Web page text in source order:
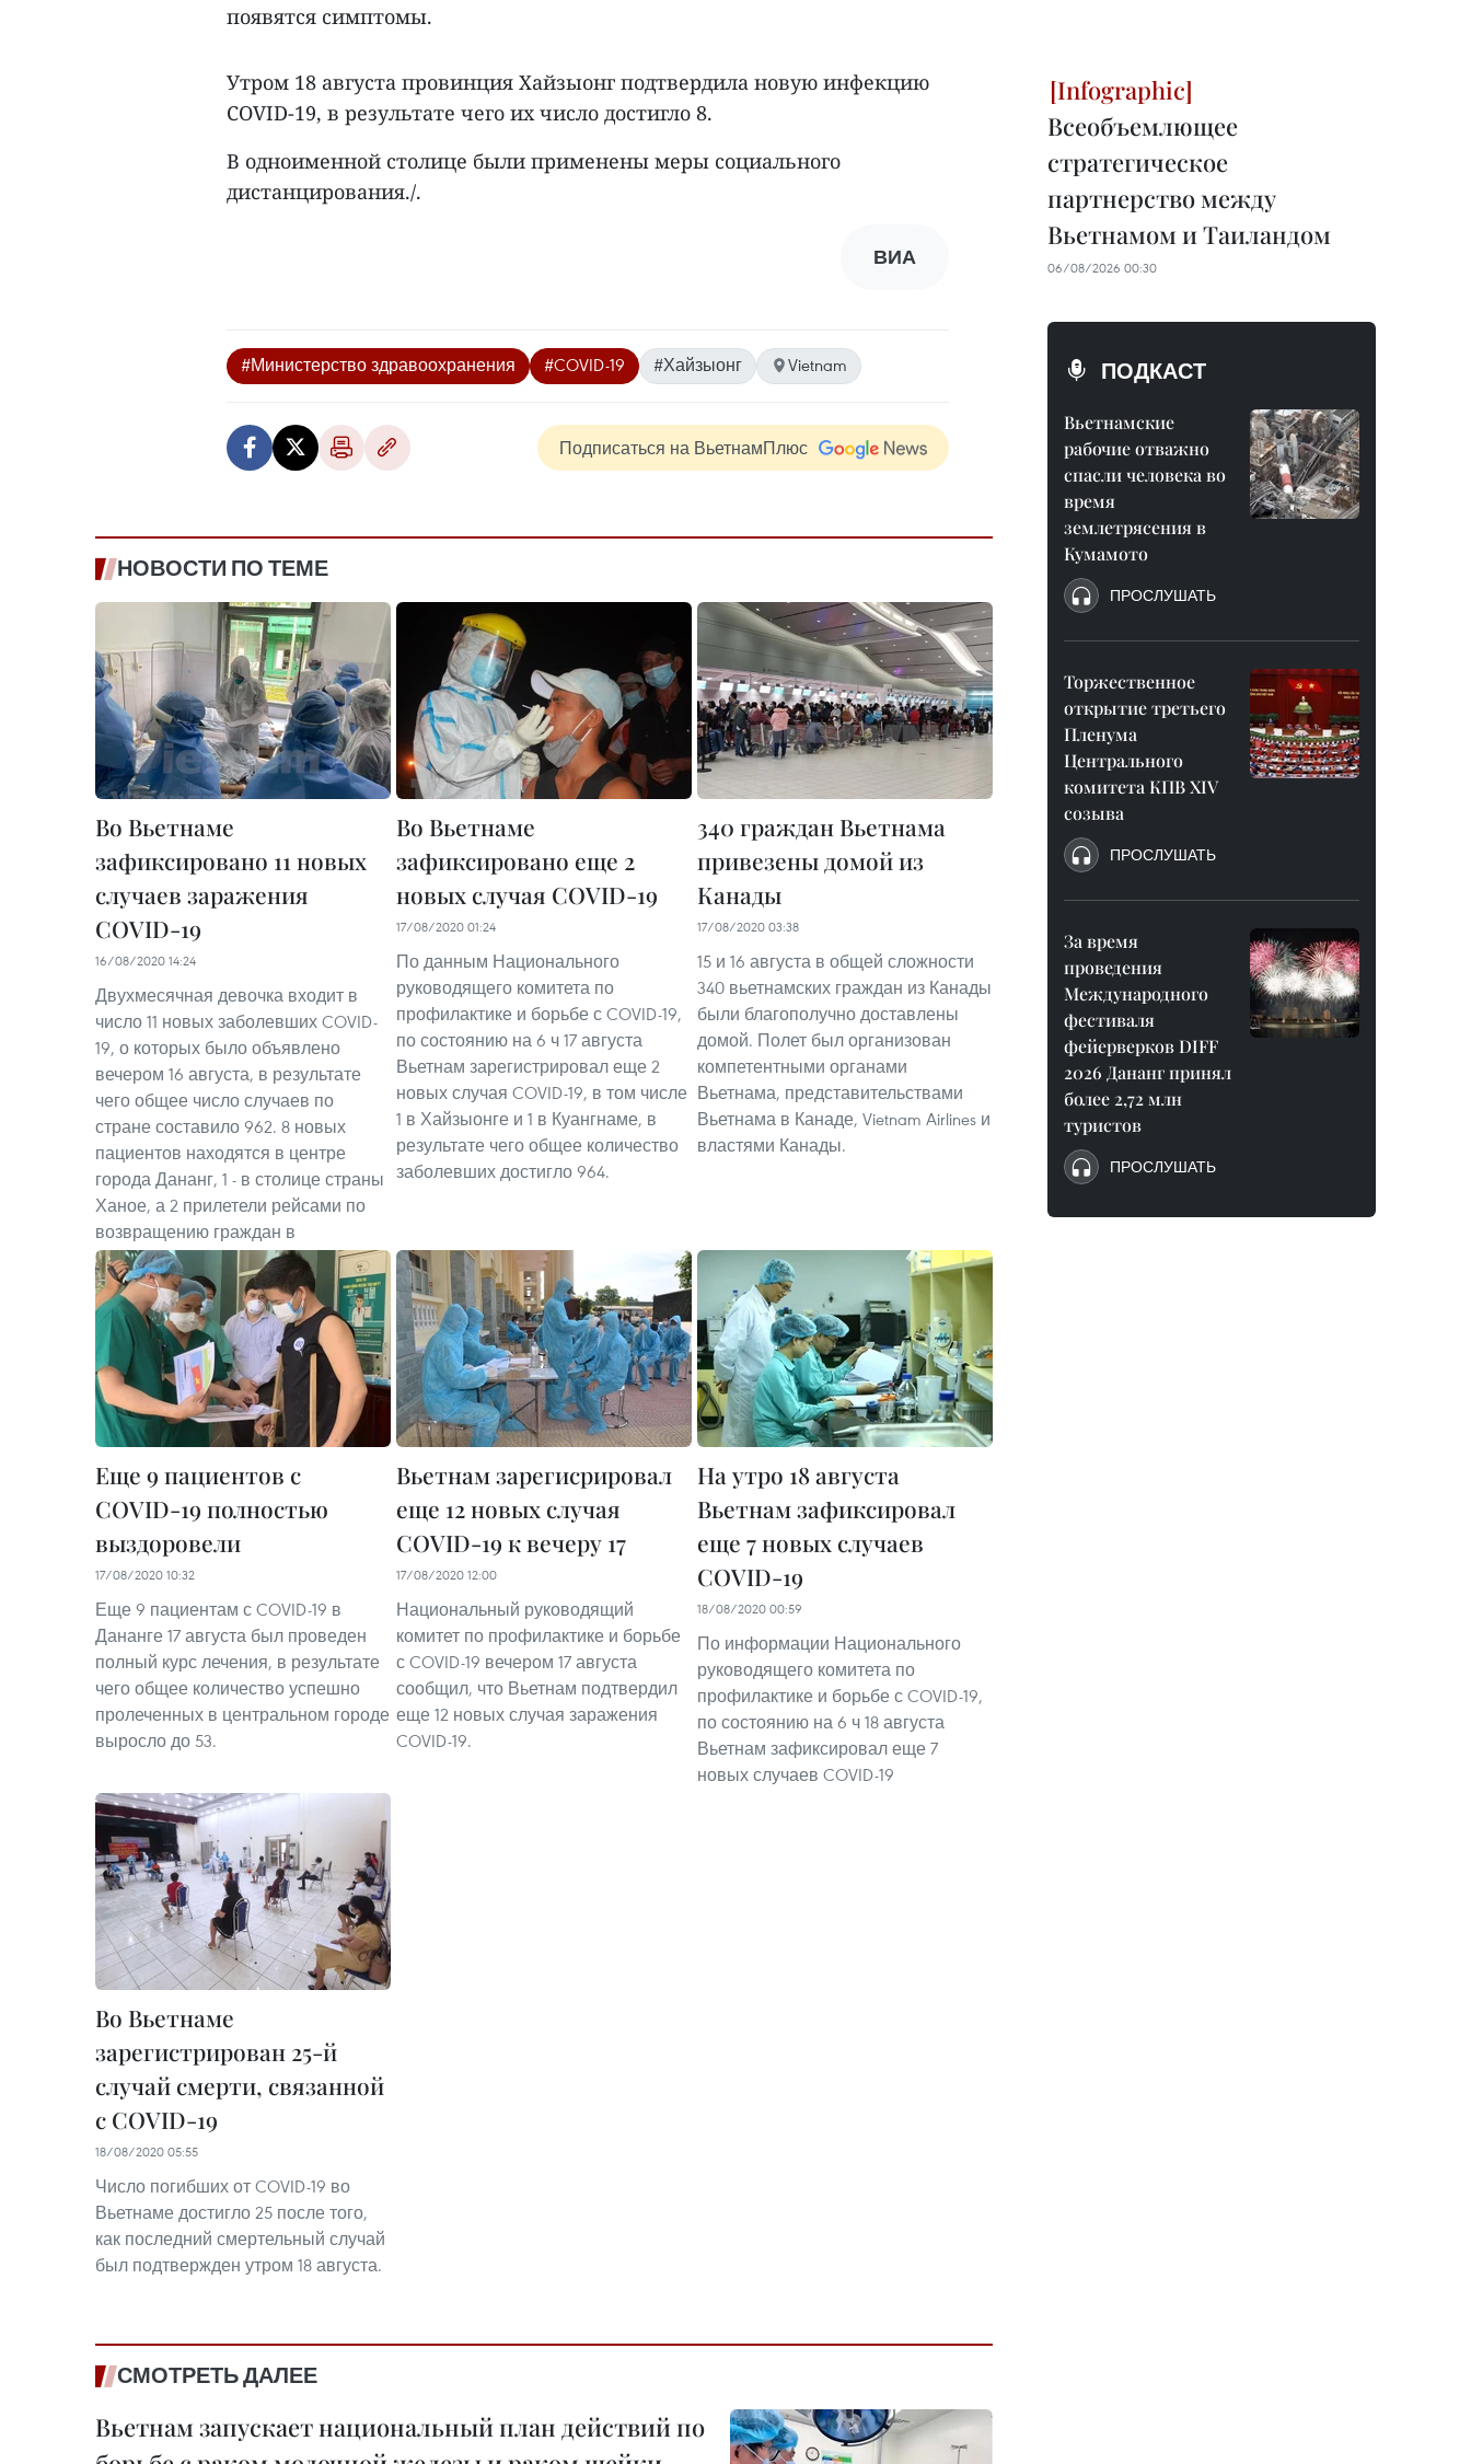
появятся симптомы.
Утром 18 августа провинция Хайзыонг подтвердила новую инфекцию
COVID-19, в результате чего их число достигло 8.
В одноименной столице были применены меры социального
дистанцирования./.
ВИА
#Министерство здравоохранения #COVID-19 #Хайзыонг Vietnam
Подписаться на ВьетнамПлюс
НОВОСТИ ПО ТЕМЕ
Во Вьетнаме
зафиксировано 11 новых
случаев заражения
COVID-19
16/08/2020 14:24
Двухмесячная девочка входит в
число 11 новых заболевших COVID-
19, о которых было объявлено
вечером 16 августа, в результате
чего общее число случаев по
стране составило 962. 8 новых
пациентов находятся в центре
города Дананг, 1 - в столице страны
Ханое, а 2 прилетели рейсами по
возвращению граждан в
Во Вьетнаме
зафиксировано еще 2
новых случая COVID-19
17/08/2020 01:24
По данным Национального
руководящего комитета по
профилактике и борьбе с COVID-19,
по состоянию на 6 ч 17 августа
Вьетнам зарегистрировал еще 2
новых случая COVID-19, в том числе
1 в Хайзыонге и 1 в Куангнаме, в
результате чего общее количество
заболевших достигло 964.
340 граждан Вьетнама
привезены домой из
Канады
17/08/2020 03:38
15 и 16 августа в общей сложности
340 вьетнамских граждан из Канады
были благополучно доставлены
домой. Полет был организован
компетентными органами
Вьетнама, представительствами
Вьетнама в Канаде, Vietnam Airlines и
властями Канады.
Еще 9 пациентов с
COVID-19 полностью
выздоровели
17/08/2020 10:32
Еще 9 пациентам с COVID-19 в
Дананге 17 августа был проведен
полный курс лечения, в результате
чего общее количество успешно
пролеченных в центральном городе
выросло до 53.
Вьетнам зарегисрировал
еще 12 новых случая
COVID-19 к вечеру 17
17/08/2020 12:00
Национальный руководящий
комитет по профилактике и борьбе
с COVID-19 вечером 17 августа
сообщил, что Вьетнам подтвердил
еще 12 новых случая заражения
COVID-19.
На утро 18 августа
Вьетнам зафиксировал
еще 7 новых случаев
COVID-19
18/08/2020 00:59
По информации Национального
руководящего комитета по
профилактике и борьбе с COVID-19,
по состоянию на 6 ч 18 августа
Вьетнам зафиксировал еще 7
новых случаев COVID-19
Во Вьетнаме
зарегистрирован 25-й
случай смерти, связанной
с COVID-19
18/08/2020 05:55
Число погибших от COVID-19 во
Вьетнаме достигло 25 после того,
как последний смертельный случай
был подтвержден утром 18 августа.
СМОТРЕТЬ ДАЛЕЕ
Вьетнам запускает национальный план действий по
Всеобъемлющее
стратегическое
партнерство между
Вьетнамом и Таиландом
06/08/2026 00:30
ПОДКАСТ
Вьетнамские
рабочие отважно
спасли человека во
время
землетрясения в
Кумамото
ПРОСЛУШАТЬ
Торжественное
открытие третьего
Пленума
Центрального
комитета КПВ XIV
созыва
ПРОСЛУШАТЬ
За время
проведения
Международного
фестиваля
фейерверков DIFF
2026 Дананг принял
более 2,72 млн
туристов
ПРОСЛУШАТЬ